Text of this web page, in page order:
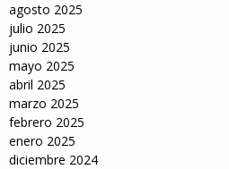
agosto 2025
julio 2025
junio 2025
mayo 2025
abril 2025
marzo 2025
febrero 2025
enero 2025
diciembre 2024